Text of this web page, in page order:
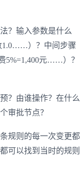
？输入参数是什么
1.0……）？中间步骤
5%=1,400元……）？
？由谁操作？在什么
审批节点？
规则的每一次变更都
可以找到当时的规则